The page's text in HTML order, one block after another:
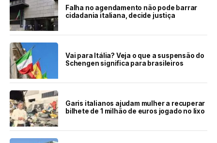
Falha no agendamento não pode barrar
cidadania italiana, decide justiça
Vai para Itália? Veja o que a suspensão do
Schengen significa para brasileiros
Garis italianos ajudam mulher a recuperar
bilhete de 1 milhão de euros jogado no lixo